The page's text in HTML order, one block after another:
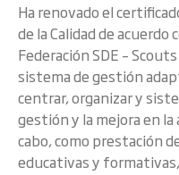
Ha renovado el
de la Calidad de acuerdo
Federación SDE –
sistema de gestión
centrar, organizar y
gestión y la mejora en
cabo, como prestación
educativas y